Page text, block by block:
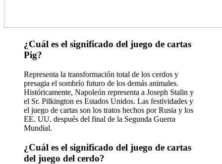
¿Cuál es el significado del juego de cartas
Pig?
Representa la transformación total de los cerdos y
presagia el sombrío futuro de los demás animales.
Históricamente, Napoleón representa a Joseph Stalin y
el Sr. Pilkington es Estados Unidos. Las festividades y
el juego de cartas son los tratos hechos por Rusia y los
EE. UU. después del final de la Segunda Guerra
Mundial.
¿Cuál es el significado del juego de cartas
del juego del cerdo?